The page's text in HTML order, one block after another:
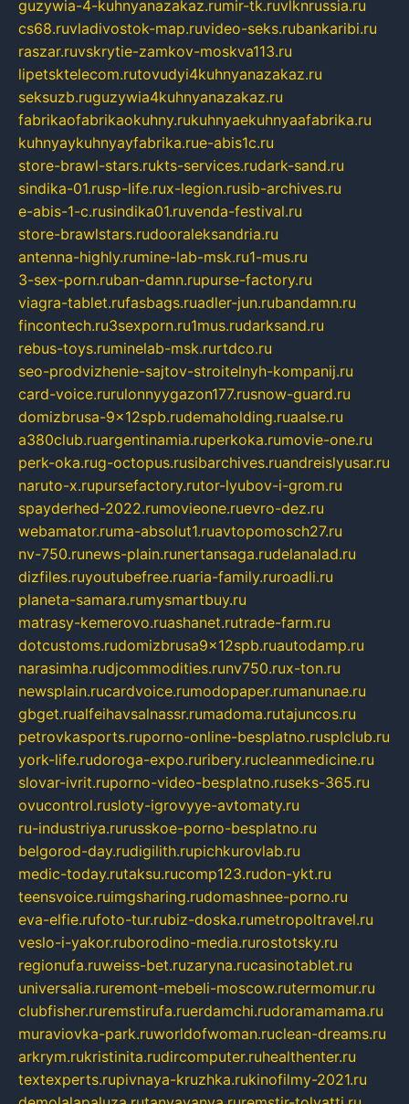
guzywia-4-kuhnyanazakaz.rumir-tk.ruvlknrussia.ru
cs68.ruvladivostok-map.ruvideo-seks.rubankaribi.ru
raszar.ruvskrytie-zamkov-moskva113.ru
lipetsktelecom.rutovudyi4kuhnyanazakaz.ru
seksuzb.ruguzywia4kuhnyanazakaz.ru
fabrikaofabrikaokuhny.rukuhnyaekuhnyaafabrika.ru
kuhnyaykuhnyayfabrika.rue-abis1c.ru
store-brawl-stars.rukts-services.rudark-sand.ru
sindika-01.rusp-life.rux-legion.rusib-archives.ru
e-abis-1-c.rusindika01.ruvenda-festival.ru
store-brawlstars.rudooraleksandria.ru
antenna-highly.rumine-lab-msk.ru1-mus.ru
3-sex-porn.ruban-damn.rupurse-factory.ru
viagra-tablet.rufasbags.ruadler-jun.rubandamn.ru
fincontech.ru3sexporn.ru1mus.rudarksand.ru
rebus-toys.ruminelab-msk.rurtdco.ru
seo-prodvizhenie-sajtov-stroitelnyh-kompanij.ru
card-voice.rurulonnyygazon177.rusnow-guard.ru
domizbrusa-9x12spb.rudemaholding.ruaalse.ru
a380club.ruargentinamia.ruperkoka.rumovie-one.ru
perk-oka.rug-octopus.rusibarchives.ruandreislyusar.ru
naruto-x.rupursefactory.rutor-lyubov-i-grom.ru
spayderhed-2022.rumovieone.ruevro-dez.ru
webamator.ruma-absolut1.ruavtopomosch27.ru
nv-750.runews-plain.runertansaga.rudelanalad.ru
dizfiles.ruyoutubefree.ruaria-family.ruroadli.ru
planeta-samara.rumysmartbuy.ru
matrasy-kemerovo.ruashanet.rutrade-farm.ru
dotcustoms.rudomizbrusa9x12spb.ruautodamp.ru
narasimha.rudjcommodities.runv750.rux-ton.ru
newsplain.rucardvoice.rumodopaper.rumanunae.ru
gbget.rualfeihavsalnassr.rumadoma.rutajuncos.ru
petrovkasports.ruporno-online-besplatno.rusplclub.ru
york-life.rudoroga-expo.ruribery.rucleanmedicine.ru
slovar-ivrit.ruporno-video-besplatno.ruseks-365.ru
ovucontrol.rusloty-igrovyye-avtomaty.ru
ru-industriya.rurusskoe-porno-besplatno.ru
belgorod-day.rudigilith.rupichkurovlab.ru
medic-today.rutaksu.rucomp123.rudon-ykt.ru
teensvoice.ruimgsharing.rudomashnee-porno.ru
eva-elfie.rufoto-tur.rubiz-doska.rumetropoltravel.ru
veslo-i-yakor.ruborodino-media.rurostotsky.ru
regionufa.ruweiss-bet.ruzaryna.rucasinotablet.ru
universalia.ruremont-mebeli-moscow.rutermomur.ru
clubfisher.ruremstirufa.ruerdamchi.rudoramamama.ru
muraviovka-park.ruworldofwoman.ruclean-dreams.ru
arkrym.rukristinita.rudircomputer.ruhealthenter.ru
textexperts.rupivnaya-kruzhka.rukinofilmy-2021.ru